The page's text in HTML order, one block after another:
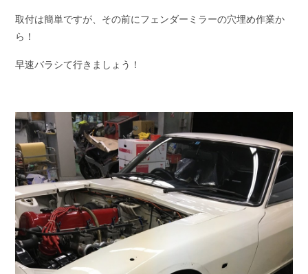
取付は簡単ですが、その前にフェンダーミラーの穴埋め作業か
ら！
早速バラシて行きましょう！